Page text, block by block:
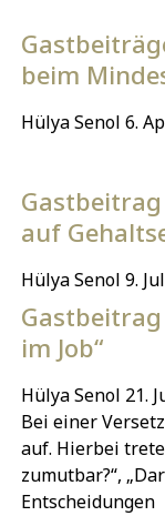
beim
Hülya Senol 6.
Gastbeitrag
auf
Hülya Senol 9.
im Job“
Hülya Senol 21.
Bei einer
auf. Hierbei
zumutbar?“,
Entscheidungen